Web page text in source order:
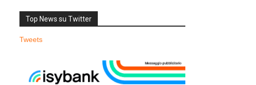
Top News su Twitter
Tweets